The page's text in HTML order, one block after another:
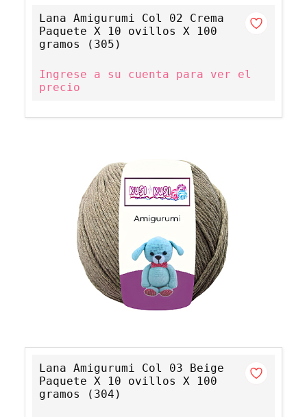
Lana Amigurumi Col 02 Crema
Paquete X 10 ovillos X 100
gramos (305)
Ingrese a su cuenta para ver el
precio
Lana Amigurumi Col 03 Beige
Paquete X 10 ovillos X 100
gramos (304)